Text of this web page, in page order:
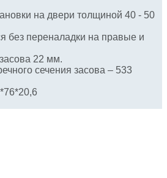
на двери толщиной 40 - 50
без переналадки на правые и
22 мм.
сечения засова – 533